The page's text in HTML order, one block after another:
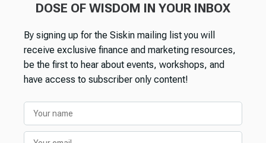
DOSE OF WISDOM IN YOUR INBOX
By signing up for the Siskin mailing list you will
receive exclusive finance and marketing resources,
be the first to hear about events, workshops, and
have access to subscriber only content!